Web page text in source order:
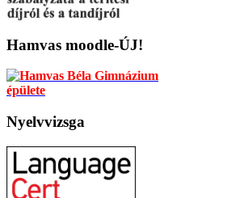
Hamvas moodle-ÚJ!
Nyelvvizsga